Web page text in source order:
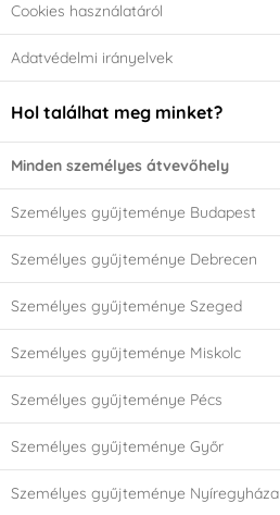
Cookies használatáról
Adatvédelmi irányelvek
Hol találhat meg minket?
Minden személyes átvevőhely
Személyes gyűjteménye Budapest
Személyes gyűjteménye Debrecen
Személyes gyűjteménye Szeged
Személyes gyűjteménye Miskolc
Személyes gyűjteménye Pécs
Személyes gyűjteménye Győr
Személyes gyűjteménye Nyíregyháza